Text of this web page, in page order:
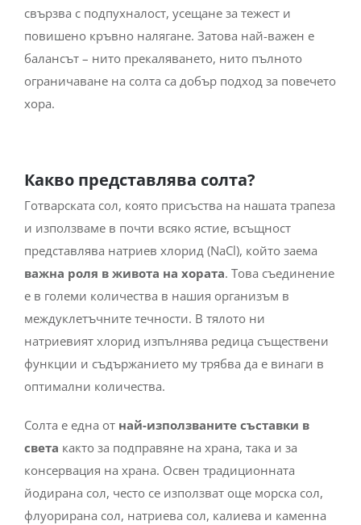
свързва с подпухналост, усещане за тежест и
повишено кръвно налягане. Затова най-важен е
балансът – нито прекаляването, нито пълното
ограничаване на солта са добър подход за повечето
хора.
Какво представлява солта?
Готварската сол, която присъства на нашата трапеза
и използваме в почти всяко ястие, всъщност
представлява натриев хлорид (NaCl), който заема
важна роля в живота на хората. Това съединение
е в големи количества в нашия организъм в
междуклетъчните течности. В тялото ни
натриевият хлорид изпълнява редица съществени
функции и съдържанието му трябва да е винаги в
оптимални количества.
Солта е една от най-използваните съставки в
света както за подправяне на храна, така и за
консервация на храна. Освен традиционната
йодирана сол, често се използват още морска сол,
флуорирана сол, натриева сол, калиева и каменна